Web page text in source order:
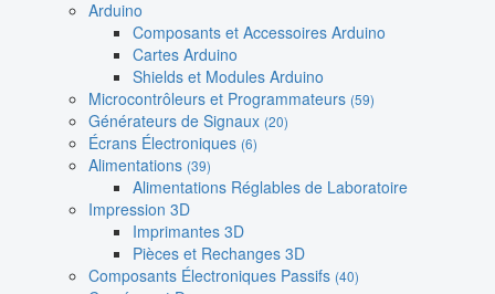
Arduino
Composants et Accessoires Arduino
Cartes Arduino
Shields et Modules Arduino
Microcontrôleurs et Programmateurs (59)
Générateurs de Signaux (20)
Écrans Électroniques (6)
Alimentations (39)
Alimentations Réglables de Laboratoire
Impression 3D
Imprimantes 3D
Pièces et Rechanges 3D
Composants Électroniques Passifs (40)